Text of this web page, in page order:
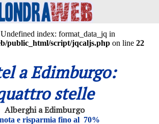
index: format_data_jq in
public_html/script/jqcaljs.php on line22
a Edimburgo:
stelle
Alberghi a Edimburgo
e risparmia fino al 70%